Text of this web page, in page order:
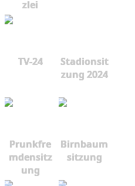
zlei
TV-24
Stadionsit
zung 2024
Prunkfre
mdensitz
ung
Birnbaum
sitzung